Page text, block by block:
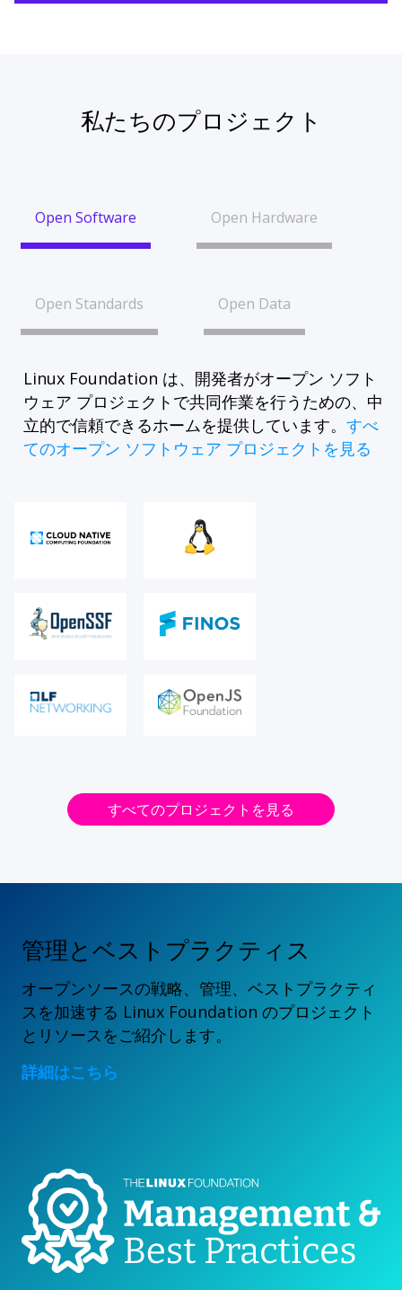
私たちのプロジェクト
Open Software Open Hardware
Open Standards Open Data
Linux Foundation は、開発者がオープン ソフト
ウェア プロジェクトで共同作業を行うための、中
立的で信頼できるホームを提供しています。 すべ
てのオープン ソフトウェア プロジェクトを見る
すべてのプロジェクトを見る
管理とベストプラクティス
オープンソースの戦略、管理、ベストプラクティ
スを加速する Linux Foundation のプロジェクト
とリソースをご紹介します。
詳細はこちら